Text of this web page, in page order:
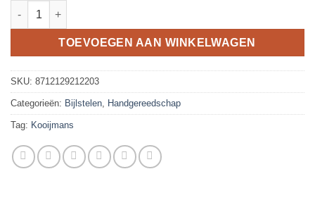
Bijlsteel ATLAS recht voor zware gesmede bijl 90cm, kop
TOEVOEGEN AAN WINKELWAGEN
SKU: 8712129212203
Categorieën: Bijlstelen, Handgereedschap
Tag: Kooijmans